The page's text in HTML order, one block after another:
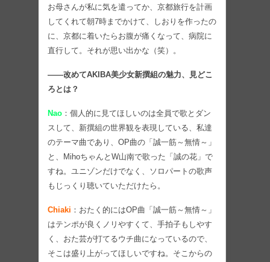
お母さんが私に気を遣ってか、京都旅行を計画
してくれて朝7時までかけて、しおりを作ったの
に、京都に着いたらお腹が痛くなって、病院に
直行して。それが思い出かな（笑）。
――改めてAKIBA美少女新撰組の魅力、見どこ
ろとは？
Nao ：個人的に見てほしいのは全員で歌とダン
スして、新撰組の世界観を表現している、私達
のテーマ曲であり、OP曲の「誠一筋～無情～」
と、MihoちゃんとW山南で歌った「誠の花」で
すね。ユニゾンだけでなく、ソロパートの歌声
もじっくり聴いていただけたら。
Chiaki ：おたく的にはOP曲「誠一筋～無情～」
はテンポが良くノリやすくて、手拍子もしやす
く、おた芸が打てるウチ曲になっているので、
そこは盛り上がってほしいですね。そこからの